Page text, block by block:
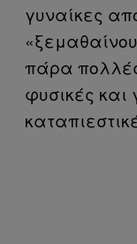
γυναίκες
πάρα
φυσικές και